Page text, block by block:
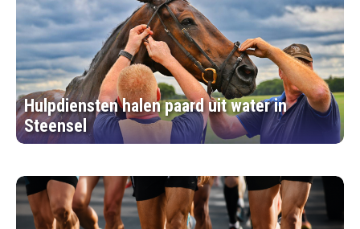
Hulpdiensten halen paard uit water in
Steensel